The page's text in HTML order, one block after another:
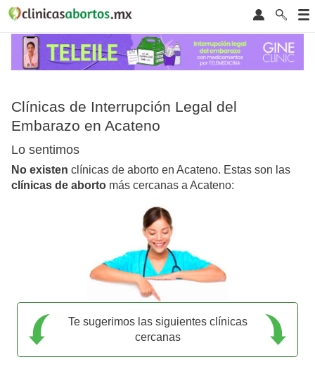
Clínicas de Interrupción Legal del
Embarazo en Acateno
Lo sentimos
No existen clínicas de aborto en Acateno. Estas son las
clínicas de aborto más cercanas a Acateno:
Te sugerimos las siguientes clínicas
cercanas